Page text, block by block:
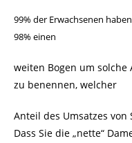
99% der Erwachsenen
98% einen
weiten Bogen um solche
zu benennen, welcher
Anteil des Umsatzes
Dass Sie die „nette“